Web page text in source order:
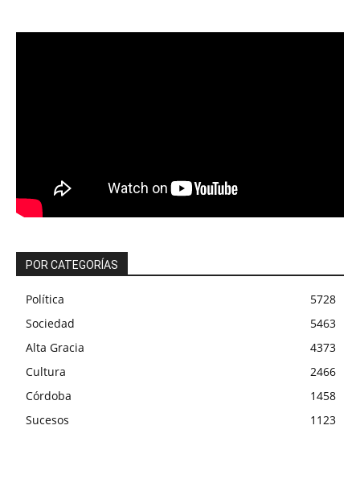
POR CATEGORÍAS
Política
5728
Sociedad
5463
Alta Gracia
4373
Cultura
2466
Córdoba
1458
Sucesos
1123